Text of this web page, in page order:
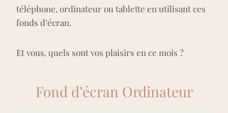
téléphone, ordinateur ou tablette en utilisant ces
fonds d’écran.
Et vous, quels sont vos plaisirs en ce mois ?
Fond d’écran Ordinateur